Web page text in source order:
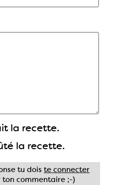
la recette.
la recette.
tu dois te connecter
commentaire ;-)